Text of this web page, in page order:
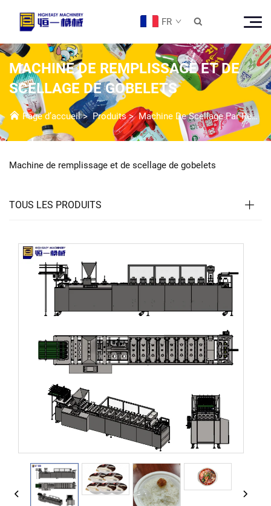
FR 
MACHINE DE REMPLISSAGE ET DE
SCELLAGE DE GOBELETS
Page d’accueil>Produits>Machine De Scellage Par Remplissage
Machine de remplissage et de scellage de gobelets
TOUS LES PRODUITS